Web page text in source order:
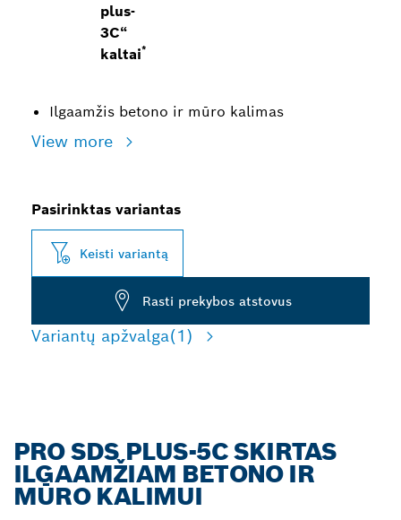
plus-
3C“
kaltai*
Ilgaamžis betono ir mūro kalimas
View more
Pasirinktas variantas
Keisti variantą
Rasti prekybos atstovus
Variantų apžvalga(1)
PRO SDS PLUS-5C SKIRTAS
ILGAAMŽIAM BETONO IR
MŪRO KALIMUI